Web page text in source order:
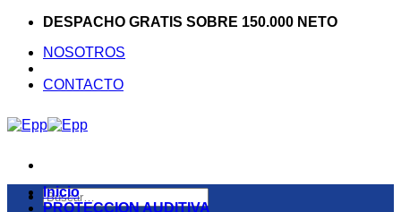
Saltar
contenido
DESPACHO GRATIS SOBRE 150.000 NETO
NOSOTROS
CONTACTO
Buscar
Inicio
PROTECCION AUDITIVA